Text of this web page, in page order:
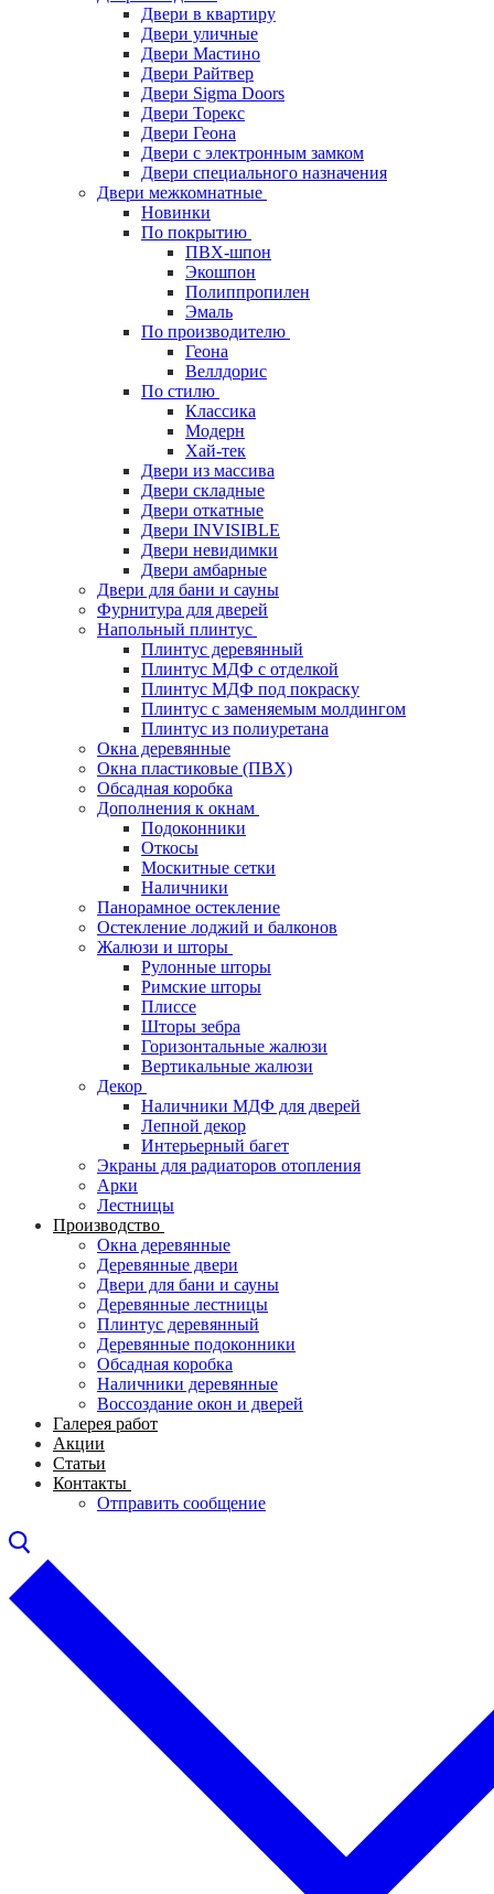
Двери в квартиру
Двери уличные
Двери Мастино
Двери Райтвер
Двери Sigma Doors
Двери Торекс
Двери Геона
Двери с электронным замком
Двери специального назначения
Двери межкомнатные
Новинки
По покрытию
ПВХ-шпон
Экошпон
Полиппропилен
Эмаль
По производителю
Геона
Веллдорис
По стилю
Классика
Модерн
Хай-тек
Двери из массива
Двери складные
Двери откатные
Двери INVISIBLE
Двери невидимки
Двери амбарные
Двери для бани и сауны
Фурнитура для дверей
Напольный плинтус
Плинтус деревянный
Плинтус МДФ с отделкой
Плинтус МДФ под покраску
Плинтус с заменяемым молдингом
Плинтус из полиуретана
Окна деревянные
Окна пластиковые (ПВХ)
Обсадная коробка
Дополнения к окнам
Подоконники
Откосы
Москитные сетки
Наличники
Панорамное остекление
Остекление лоджий и балконов
Жалюзи и шторы
Рулонные шторы
Римские шторы
Плиссе
Шторы зебра
Горизонтальные жалюзи
Вертикальные жалюзи
Декор
Наличники МДФ для дверей
Лепной декор
Интерьерный багет
Экраны для радиаторов отопления
Арки
Лестницы
Производство
Окна деревянные
Деревянные двери
Двери для бани и сауны
Деревянные лестницы
Плинтус деревянный
Деревянные подоконники
Обсадная коробка
Наличники деревянные
Воссоздание окон и дверей
Галерея работ
Акции
Статьи
Контакты
Отправить сообщение